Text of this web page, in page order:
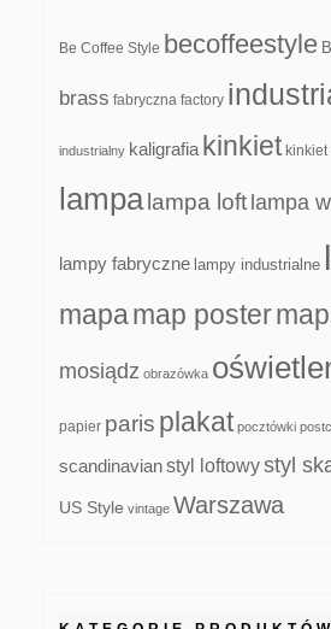
Be Coffee Style becoffeestyle
brass fabryczna factory
industrialny kaligrafia kinkiet kinkiet
lampa lampa loft lampa
lampy fabryczne lampy industrialne
mapamap poster
mosiądz obrazówka
papier paris plakat pocztówki
scandinavianstyl loftowystyl
US Style vintage Warszawa